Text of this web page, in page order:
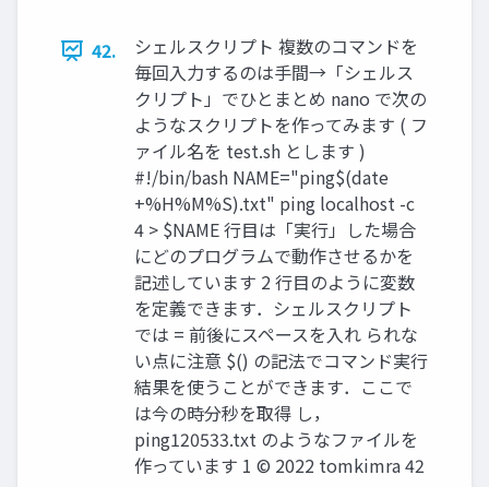
42.
シェルスクリプト 複数のコマンドを
毎回入力するのは手間→「シェルス
クリプト」でひとまとめ nano で次の
ようなスクリプトを作ってみます ( フ
ァイル名を test.sh とします )
#!/bin/bash NAME="ping$(date
+%H%M%S).txt" ping localhost -c
4 > $NAME 行目は「実行」した場合
にどのプログラムで動作させるかを
記述しています 2 行目のように変数
を定義できます．シェルスクリプト
では = 前後にスペースを入れ られな
い点に注意 $() の記法でコマンド実行
結果を使うことができます．ここで
は今の時分秒を取得 し，
ping120533.txt のようなファイルを
作っています 1 ©︎ 2022 tomkimra 42